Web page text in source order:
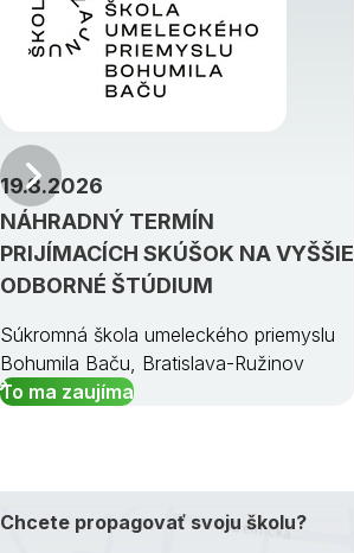
NÁHRADNÝ TERMÍN
PRIJÍMACÍCH SKÚŠOK NA VYŠŠIE
ODBORNÉ ŠTÚDIUM
19.8.2026
Súkromná škola umeleckého priemyslu
Bohumila Baču, Bratislava-Ružinov
To ma zaujíma
Predchádzajúci
Chcete propagovať svoju školu?